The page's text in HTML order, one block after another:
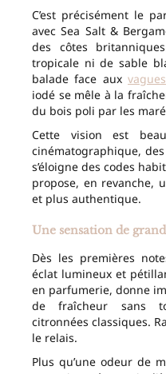
C’est précisément le
avec Sea Salt &
des côtes
tropicale ni de sable
balade face aux vagues
iodé se mêle à la
du bois poli par les
Cette vision est
cinématographique,
s’éloigne des codes
propose, en revanche,
et plus authentique.
Une sensation de
Dès les premières
éclat lumineux et
en parfumerie, donne
de fraîcheur sans
citronnées classiques.
le relais.
Plus qu’une odeur de